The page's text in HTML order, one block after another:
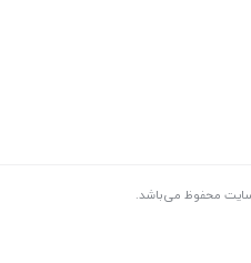
سايت محفوظ می‌باشد.